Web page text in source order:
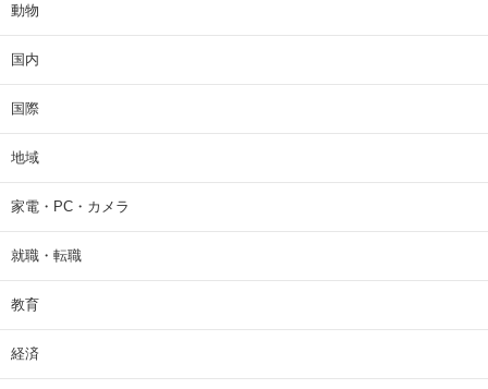
動物
国内
国際
地域
家電・PC・カメラ
就職・転職
教育
経済